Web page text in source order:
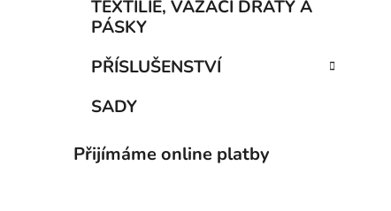
TEXTÍLIE, VÁZACÍ DRÁTY A
PÁSKY
PŘÍSLUŠENSTVÍ
SADY
Přijímáme online platby